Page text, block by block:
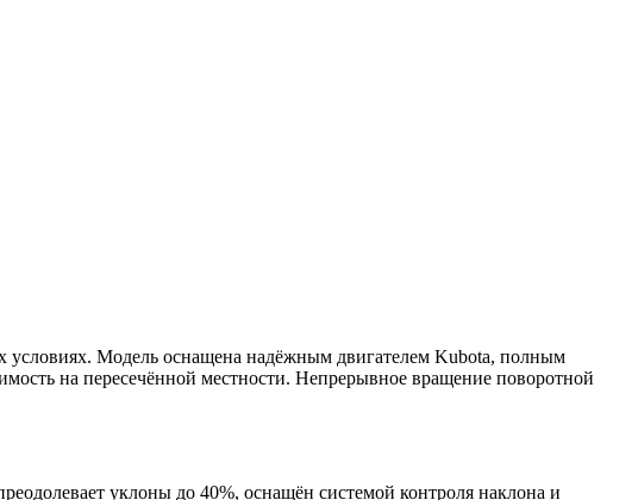
Модель оснащена надёжным двигателем Kubota, полным
на пересечённой местности. Непрерывное вращение поворотной
уклоны до 40%, оснащён системой контроля наклона и